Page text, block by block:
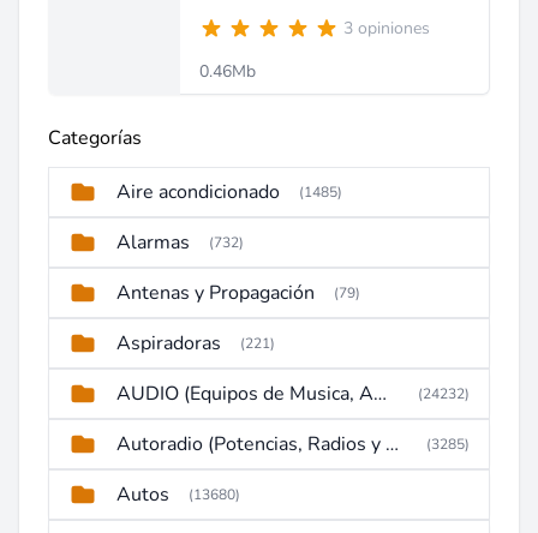
3 opiniones
0.46Mb
Categorías
Aire acondicionado (1485)
Alarmas (732)
Antenas y Propagación (79)
Aspiradoras (221)
AUDIO (Equipos de Musica, Amplificadores, Reproductores, Etc) (24232)
Autoradio (Potencias, Radios y DVD) (3285)
Autos (13680)